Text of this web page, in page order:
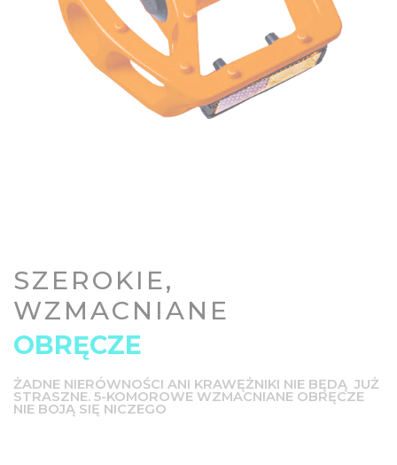
SZEROKIE,
WZMACNIANE
OBRĘCZE
ŻADNE NIERÓWNOŚCI ANI KRAWĘŻNIKI NIE BĘDĄ JUŻ
STRASZNE. 5-KOMOROWE WZMACNIANE OBRĘCZE
NIE BOJĄ SIĘ NICZEGO